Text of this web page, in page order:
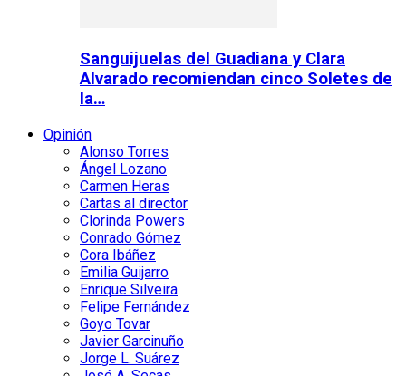
Sanguijuelas del Guadiana y Clara
Alvarado recomiendan cinco Soletes de
la…
Opinión
Alonso Torres
Ángel Lozano
Carmen Heras
Cartas al director
Clorinda Powers
Conrado Gómez
Cora Ibáñez
Emilia Guijarro
Enrique Silveira
Felipe Fernández
Goyo Tovar
Javier Garcinuño
Jorge L. Suárez